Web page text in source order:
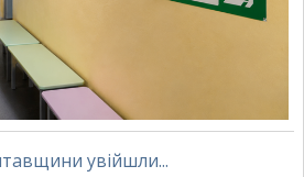
увійшли...